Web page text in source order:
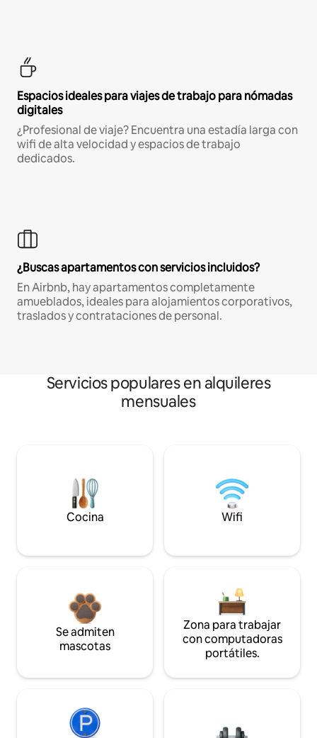
Espacios ideales para viajes de trabajo para nómadas
digitales
¿Profesional de viaje? Encuentra una estadía larga con
wifi de alta velocidad y espacios de trabajo
dedicados.
¿Buscas apartamentos con servicios incluidos?
En Airbnb, hay apartamentos completamente
amueblados, ideales para alojamientos corporativos,
traslados y contrataciones de personal.
Servicios populares en alquileres
mensuales
Cocina Wifi
Se admiten
mascotas
Zona para trabajar
con computadoras
portátiles.